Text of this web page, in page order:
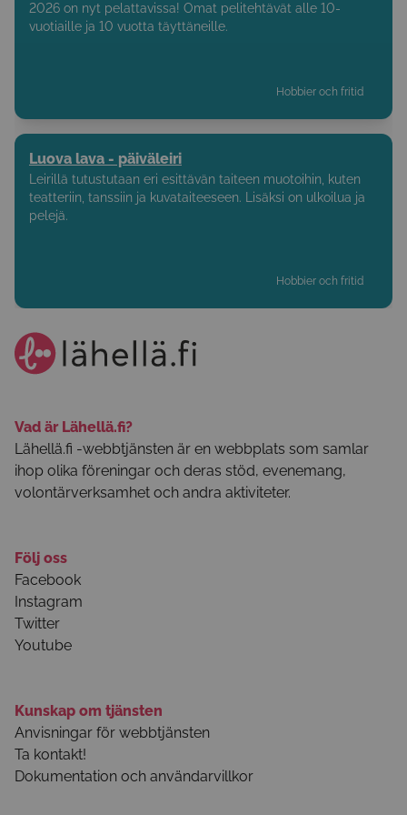
2026 on nyt pelattavissa! Omat pelitehtävät alle 10-
vuotiaille ja 10 vuotta täyttäneille.
Hobbier och fritid
Luova lava - päiväleiri
Leirillä tutustutaan eri esittävän taiteen muotoihin, kuten
teatteriin, tanssiin ja kuvataiteeseen. Lisäksi on ulkoilua ja
pelejä.
Hobbier och fritid
Vad är Lähellä.fi?
Lähellä.fi -webbtjänsten är en webbplats som samlar
ihop olika föreningar och deras stöd, evenemang,
volontärverksamhet och andra aktiviteter.
Följ oss
Facebook
Instagram
Twitter
Youtube
Kunskap om tjänsten
Anvisningar för webbtjänsten
Ta kontakt!
Dokumentation och användarvillkor